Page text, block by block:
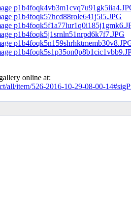
online at:
all/item/526-2016-10-29-08-00-